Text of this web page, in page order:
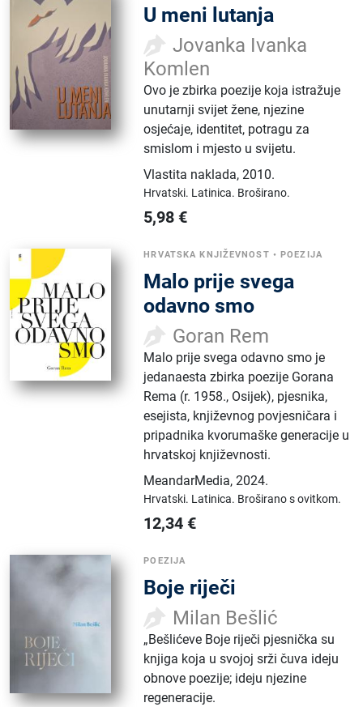
U meni lutanja
Jovanka Ivanka
Komlen
Ovo je zbirka poezije koja istražuje
unutarnji svijet žene, njezine
osjećaje, identitet, potragu za
smislom i mjesto u svijetu.
Vlastita naklada,2010.
Hrvatski. Latinica. Broširano.
5,98 €
HRVATSKA KNJIŽEVNOST •POEZIJA
Malo prije svega
odavno smo
Goran Rem
Malo prije svega odavno smo je
jedanaesta zbirka poezije Gorana
Rema (r. 1958., Osijek), pjesnika,
esejista, književnog povjesničara i
pripadnika kvorumaške generacije u
hrvatskoj književnosti.
MeandarMedia,2024.
Hrvatski. Latinica. Broširano s ovitkom.
12,34 €
POEZIJA
Boje riječi
Milan Bešlić
„Bešlićeve Boje riječi pjesnička su
knjiga koja u svojoj srži čuva ideju
obnove poezije; ideju njezine
regeneracije.